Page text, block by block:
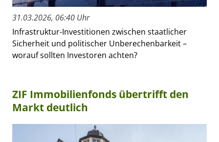
31.03.2026, 06:40 Uhr
Infrastruktur-Investitionen zwischen staatlicher
Sicherheit und politischer Unberechenbarkeit –
worauf sollten Investoren achten?
ZIF Immobilienfonds übertrifft den
Markt deutlich